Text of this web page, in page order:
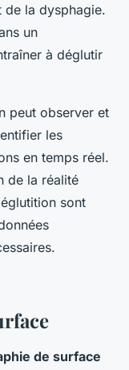
de la dysphagie.
un
à déglutir
peut observer et
les
en temps réel.
de la réalité
sont
de surface